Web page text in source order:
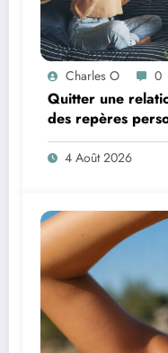
Charles O 0
Quitter une
des repères
4 Août 2026